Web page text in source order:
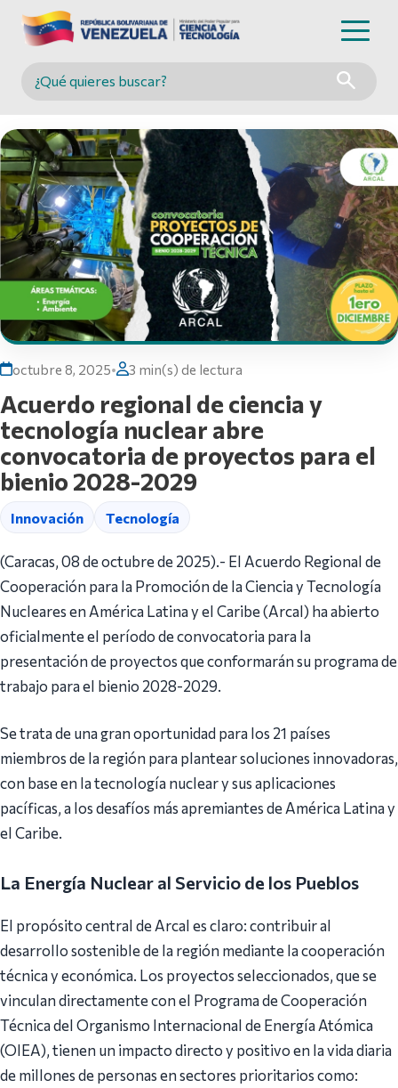
Buscar en MINCYT
octubre 8, 2025• 3 min(s) de lectura
Acuerdo regional de ciencia y
tecnología nuclear abre
convocatoria de proyectos para el
bienio 2028-2029
Innovación Tecnología
(Caracas, 08 de octubre de 2025).- El Acuerdo Regional de
Cooperación para la Promoción de la Ciencia y Tecnología
Nucleares en América Latina y el Caribe (Arcal) ha abierto
oficialmente el período de convocatoria para la
presentación de proyectos que conformarán su programa de
trabajo para el bienio 2028-2029.
Se trata de una gran oportunidad para los 21 países
miembros de la región para plantear soluciones innovadoras,
con base en la tecnología nuclear y sus aplicaciones
pacíficas, a los desafíos más apremiantes de América Latina y
el Caribe.
La Energía Nuclear al Servicio de los Pueblos
El propósito central de Arcal es claro: contribuir al
desarrollo sostenible de la región mediante la cooperación
técnica y económica. Los proyectos seleccionados, que se
vinculan directamente con el Programa de Cooperación
Técnica del Organismo Internacional de Energía Atómica
(OIEA), tienen un impacto directo y positivo en la vida diaria
de millones de personas en sectores prioritarios como: